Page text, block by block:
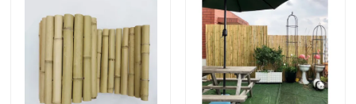
ビデオ
私達について